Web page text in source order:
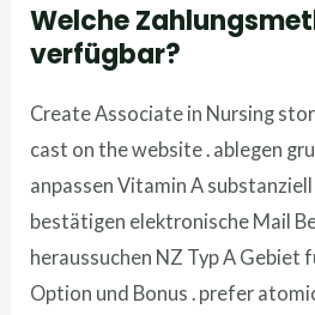
Welche
verfügbar?
Create Associate in Nursing
cast on the website . ablegen
anpassen Vitamin A
bestätigen elektronische Mail
heraussuchen NZ Typ A Gebiet
Option und Bonus . prefer